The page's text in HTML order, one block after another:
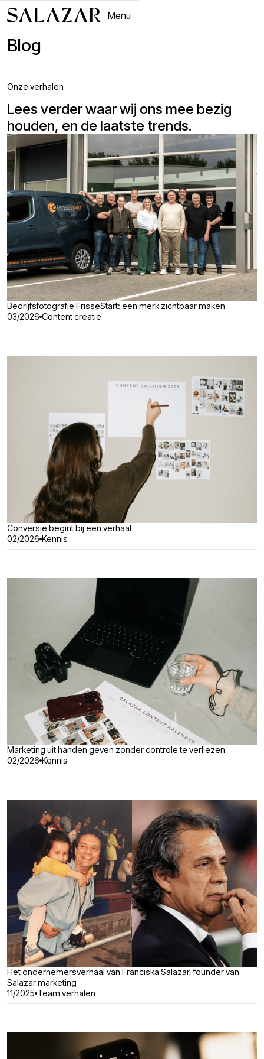
Menu
Close
Blog
Onze verhalen
Lees verder waar wij ons mee bezig
houden, en de laatste trends.
Bedrijfsfotografie FrisseStart: een merk zichtbaar maken
03/2026 Content creatie
Conversie begint bij een verhaal
02/2026 Kennis
Marketing uit handen geven zonder controle te verliezen
02/2026 Kennis
Het ondernemersverhaal van Franciska Salazar, founder van
Salazar marketing
11/2025 Team verhalen